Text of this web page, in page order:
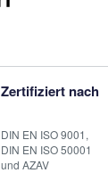
Zertifiziert nach
DIN EN ISO 9001,
DIN EN ISO 50001
und AZAV